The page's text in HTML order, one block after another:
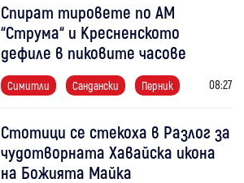
Спират тировете по АМ
“Струма“ и Кресненското
дефиле в пиковите часове
Симитли Сандански Перник 08:27
Стотици се стекоха в Разлог за
чудотворната Хавайска икона
на Божията Майка